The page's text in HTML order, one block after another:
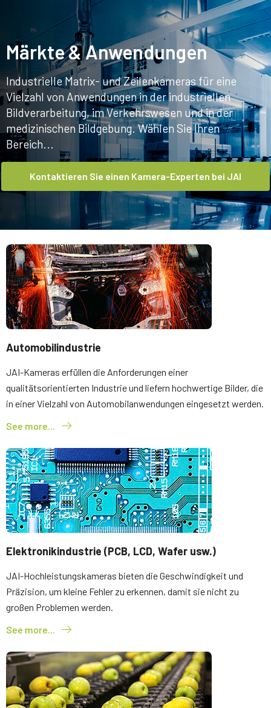
Märkte & Anwendungen
Märkte & Anwendungen
Industrielle Matrix- und Zeilenkameras für eine
Vielzahl von Anwendungen in der industriellen
Bildverarbeitung, im Verkehrswesen und in der
medizinischen Bildgebung. Wählen Sie Ihren
Bereich...
Kontaktieren Sie einen Kamera-Experten bei JAI
Automobilindustrie
JAI-Kameras erfüllen die Anforderungen einer
qualitätsorientierten Industrie und liefern hochwertige Bilder, die
in einer Vielzahl von Automobilanwendungen eingesetzt werden.
See more...
Elektronikindustrie (PCB, LCD, Wafer usw.)
JAI-Hochleistungskameras bieten die Geschwindigkeit und
Präzision, um kleine Fehler zu erkennen, damit sie nicht zu
großen Problemen werden.
See more...